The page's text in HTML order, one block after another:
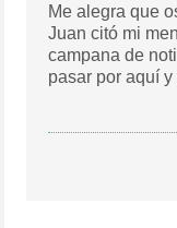
Me alegra que
Juan citó mi
campana de
pasar por aquí y